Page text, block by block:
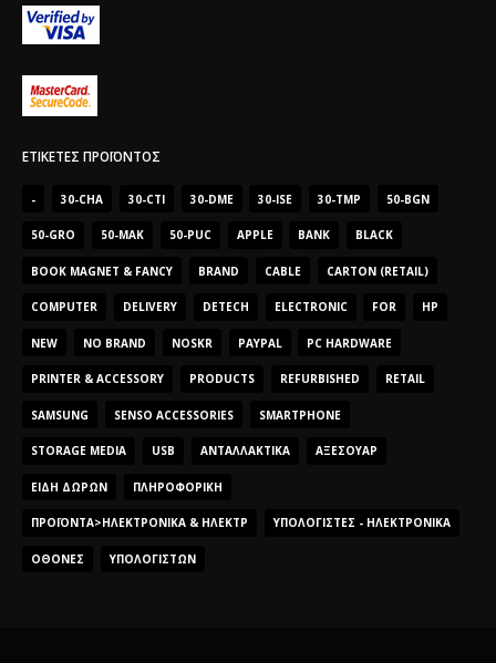
ΕΤΙΚΈΤΕΣ ΠΡΟΪΌΝΤΟΣ
- 30-CHA 30-CTI 30-DME 30-ISE 30-TMP 50-BGN
50-GRO 50-MAK 50-PUC APPLE BANK BLACK
BOOK MAGNET & FANCY BRAND CABLE CARTON (RETAIL)
COMPUTER DELIVERY DETECH ELECTRONIC FOR HP
NEW NO BRAND NOSKR PAYPAL PC HARDWARE
PRINTER & ACCESSORY PRODUCTS REFURBISHED RETAIL
SAMSUNG SENSO ACCESSORIES SMARTPHONE
STORAGE MEDIA USB ΑΝΤΑΛΛΑΚΤΙΚΆ ΑΞΕΣΟΥΆΡ
ΕΊΔΗ ΔΏΡΩΝ ΠΛΗΡΟΦΟΡΙΚΉ
ΠΡΟΪΌΝΤΑ>ΗΛΕΚΤΡΟΝΙΚΆ & ΗΛΕΚΤΡ ΥΠΟΛΟΓΙΣΤΈΣ - ΗΛΕΚΤΡΟΝΙΚΆ
ΟΘΌΝΕΣ ΥΠΟΛΟΓΙΣΤΏΝ